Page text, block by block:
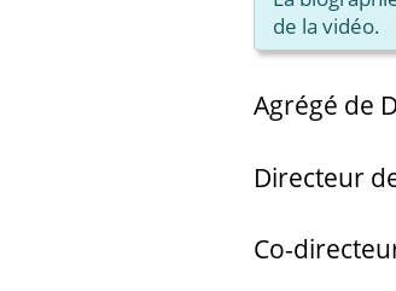
de la vidéo.
Agrégé de
Directeur
Co-